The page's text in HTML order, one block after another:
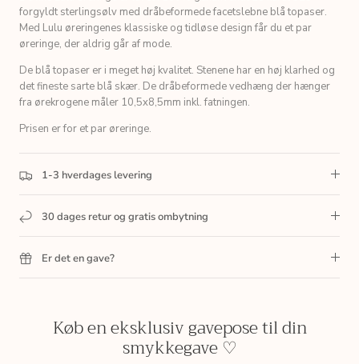
forgyldt sterlingsølv med dråbeformede facetslebne blå topaser.
Med Lulu øreringenes klassiske og tidløse design får du et par
øreringe, der aldrig går af mode.
De blå topaser er i meget høj kvalitet. Stenene har en høj klarhed og
det fineste sarte blå skær. De dråbeformede vedhæng der hænger
fra ørekrogene måler 10,5x8,5mm inkl. fatningen.
Prisen er for et par øreringe.
1-3 hverdages levering
30 dages retur og gratis ombytning
Er det en gave?
Køb en eksklusiv gavepose til din
smykkegave ♡